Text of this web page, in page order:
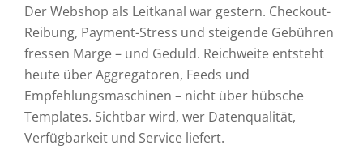
Der Webshop als Leitkanal war gestern. Checkout-
Reibung, Payment-Stress und steigende Gebühren
fressen Marge – und Geduld. Reichweite entsteht
heute über Aggregatoren, Feeds und
Empfehlungsmaschinen – nicht über hübsche
Templates. Sichtbar wird, wer Datenqualität,
Verfügbarkeit und Service liefert.